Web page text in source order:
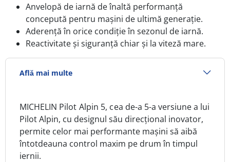
Anvelopă de iarnă de înaltă performanță
concepută pentru mașini de ultimă generație.
Aderență în orice condiție în sezonul de iarnă.
Reactivitate și siguranță chiar și la viteză mare.
Află mai multe
MICHELIN Pilot Alpin 5, cea de-a 5-a versiune a lui
Pilot Alpin, cu designul său direcțional inovator,
permite celor mai performante mașini să aibă
întotdeauna control maxim pe drum în timpul
iernii.